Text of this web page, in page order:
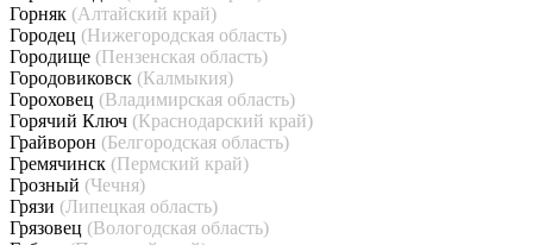
Горняк (Алтайский край)
Городец (Нижегородская область)
Городище (Пензенская область)
Городовиковск (Калмыкия)
Гороховец (Владимирская область)
Горячий Ключ (Краснодарский край)
Грайворон (Белгородская область)
Гремячинск (Пермский край)
Грозный (Чечня)
Грязи (Липецкая область)
Грязовец (Вологодская область)